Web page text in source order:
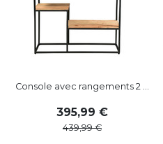
Console avec rangements 2 ...
395,99
439,99